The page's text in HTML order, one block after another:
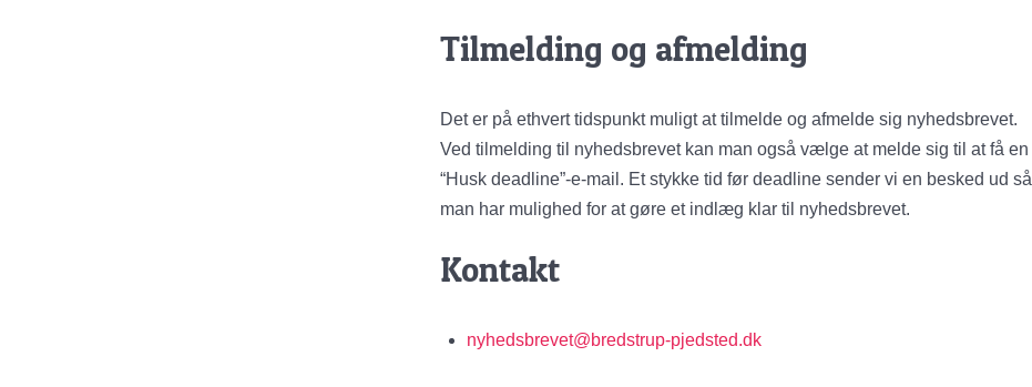
Tilmelding og afmelding
Det er på ethvert tidspunkt muligt at tilmelde og afmelde sig nyhedsbrevet.
Ved tilmelding til nyhedsbrevet kan man også vælge at melde sig til at få en
“Husk deadline”-e-mail. Et stykke tid før deadline sender vi en besked ud så
man har mulighed for at gøre et indlæg klar til nyhedsbrevet.
Kontakt
nyhedsbrevet@bredstrup-pjedsted.dk